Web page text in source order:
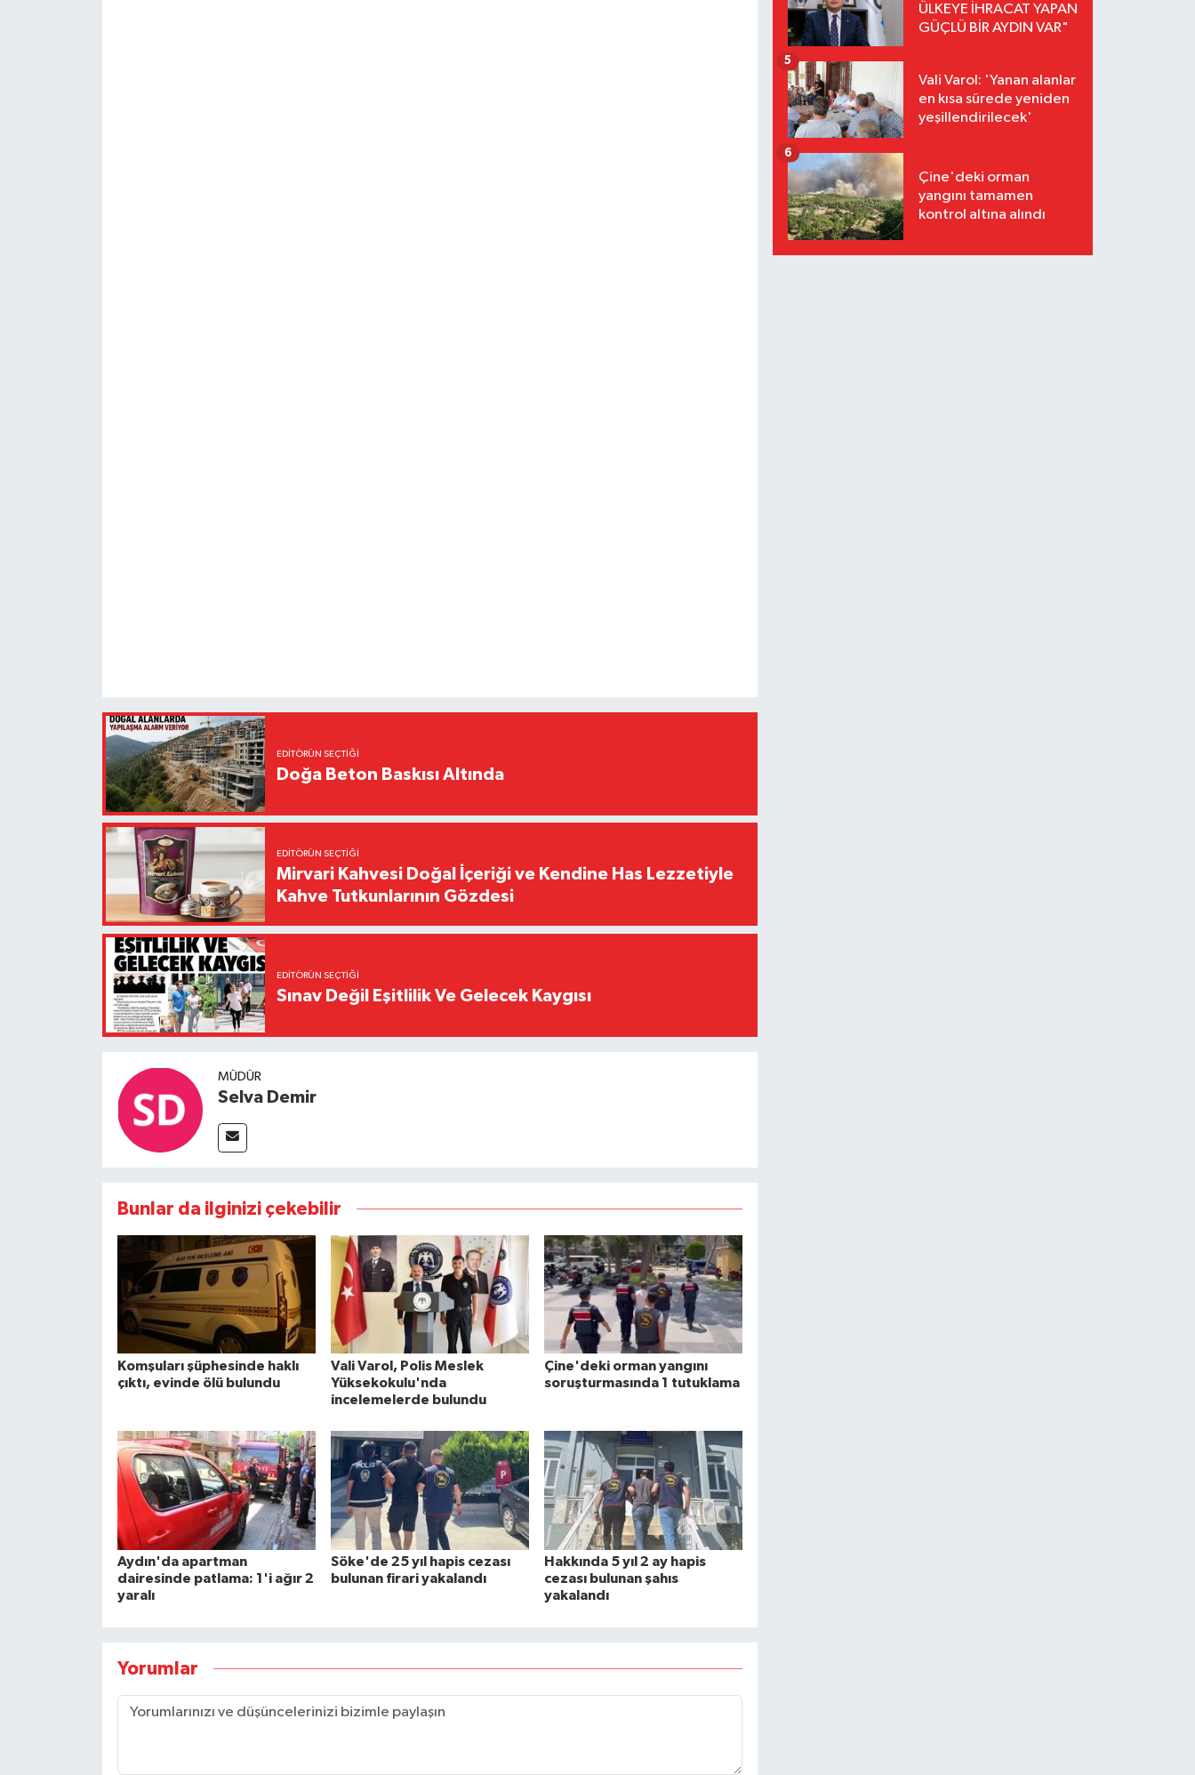
EDITÖRÜN SEÇTIĞI
Doğa Beton Baskısı Altında
EDITÖRÜN SEÇTIĞI
Mirvari Kahvesi Doğal İçeriği ve Kendine Has Lezzetiyle
Kahve Tutkunlarının Gözdesi
EDITÖRÜN SEÇTIĞI
Sınav Değil Eşitlilik Ve Gelecek Kaygısı
MÜDÜR
Selva Demir
Bunlar da ilginizi çekebilir
Komşuları şüphesinde haklı
çıktı, evinde ölü bulundu
Vali Varol, Polis Meslek
Yüksekokulu'nda
incelemelerde bulundu
Çine'deki orman yangını
soruşturmasında 1 tutuklama
Aydın'da apartman
dairesinde patlama: 1'i ağır 2
yaralı
Söke'de 25 yıl hapis cezası
bulunan firari yakalandı
Hakkında 5 yıl 2 ay hapis
cezası bulunan şahıs
yakalandı
Yorumlar
ÜLKEYE İHRACAT YAPAN
GÜÇLÜ BİR AYDIN VAR"
Vali Varol: 'Yanan alanlar
en kısa sürede yeniden
yeşillendirilecek'
5
Çine'deki orman
yangını tamamen
kontrol altına alındı
6